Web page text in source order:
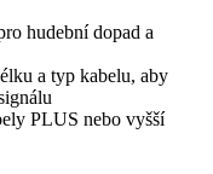
hudební dopad a
a typ kabelu, aby
PLUS nebo vyšší